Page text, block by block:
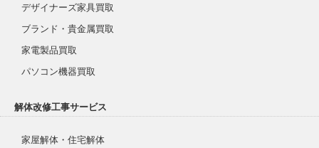
デザイナーズ家具買取
ブランド・貴金属買取
家電製品買取
パソコン機器買取
解体改修工事サービス
家屋解体・住宅解体